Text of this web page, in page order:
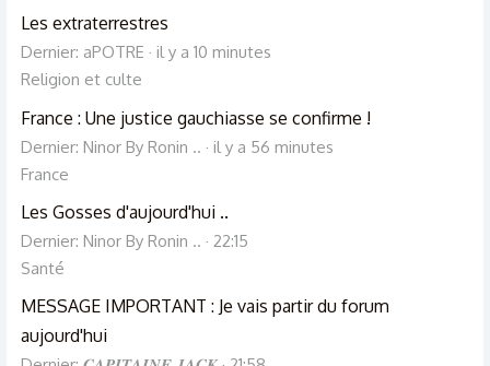
Les extraterrestres
Dernier: aPOTRE
il y a 10 minutes
Religion et culte
France : Une justice gauchiasse se confirme !
Dernier: Ninor By Ronin ..
il y a 56 minutes
France
Les Gosses d'aujourd'hui ..
Dernier: Ninor By Ronin ..
22:15
Santé
MESSAGE IMPORTANT : Je vais partir du forum
aujourd'hui